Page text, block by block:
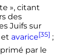
», citant
des
Juifs sur
et avarice[35] ;
par le